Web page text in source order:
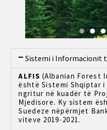
Sistemi i Informacionit
ALFIS (Albanian Forest
është Sistemi Shqiptar
ngritur në kuadër të
Mjedisore. Ky sistem
Suedeze nëpërmjet
viteve 2019-2021.